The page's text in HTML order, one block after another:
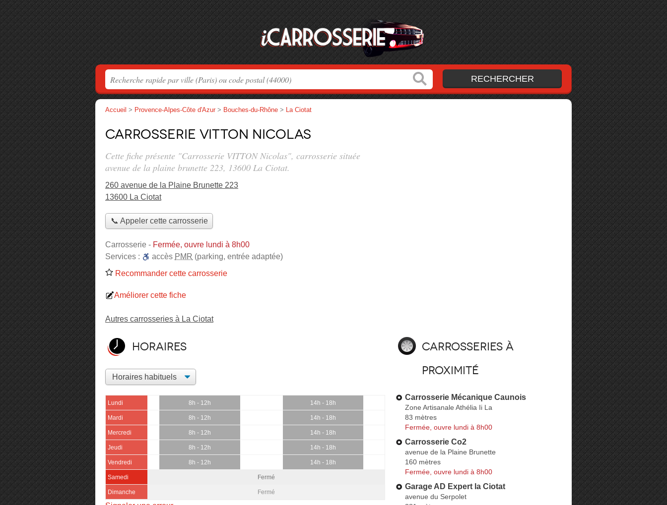
Accueil > Provence-Alpes-Côte d'Azur > Bouches-du-Rhône > La Ciotat
Carrosserie VITTON Nicolas
Cette fiche présente "Carrosserie VITTON Nicolas", carrosserie située
avenue de la plaine brunette 223, 13600 La Ciotat.
260 avenue de la Plaine Brunette 223
13600 La Ciotat
📞 Appeler cette carrosserie
Carrosserie - Fermée, ouvre lundi à 8h00
Services :
accès PMR (parking, entrée adaptée)
Recommander cette carrosserie
Améliorer cette fiche
Autres carrosseries à La Ciotat
Horaires
Lundi 8h - 12h 14h - 18h
Mardi 8h - 12h 14h - 18h
Mercredi 8h - 12h 14h - 18h
Jeudi 8h - 12h 14h - 18h
Vendredi 8h - 12h 14h - 18h
Samedi Fermé
Dimanche Fermé
Carrosseries à
proximité
Carrosserie Mécanique Caunois
Zone Artisanale Athélia Ii La
83 mètres
Fermée, ouvre lundi à 8h00
Carrosserie Co2
avenue de la Plaine Brunette
160 mètres
Fermée, ouvre lundi à 8h00
Garage AD Expert la Ciotat
avenue du Serpolet